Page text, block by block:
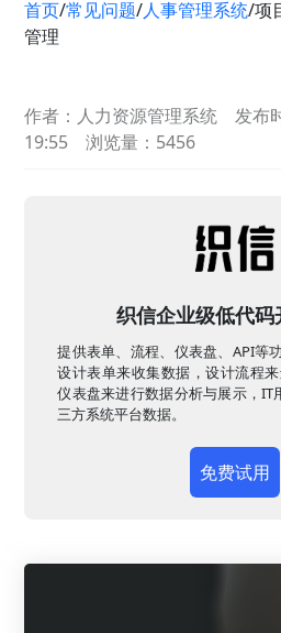
首页/常见问题/人事管理系统/项
管理
作者：人力资源管理系统
发布
19:55
浏览量：5456
织信企业级低代码
提供表单、流程、仪表盘、API等
设计表单来收集数据，设计流程
仪表盘来进行数据分析与展示，IT
三方系统平台数据。
免费试用